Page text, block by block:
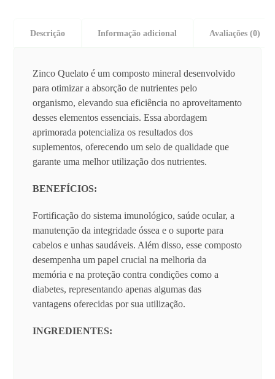
Descrição Informação adicional Avaliações (0)
Zinco Quelato é um composto mineral desenvolvido
para otimizar a absorção de nutrientes pelo
organismo, elevando sua eficiência no aproveitamento
desses elementos essenciais. Essa abordagem
aprimorada potencializa os resultados dos
suplementos, oferecendo um selo de qualidade que
garante uma melhor utilização dos nutrientes.
BENEFÍCIOS:
Fortificação do sistema imunológico, saúde ocular, a
manutenção da integridade óssea e o suporte para
cabelos e unhas saudáveis. Além disso, esse composto
desempenha um papel crucial na melhoria da
memória e na proteção contra condições como a
diabetes, representando apenas algumas das
vantagens oferecidas por sua utilização.
INGREDIENTES: